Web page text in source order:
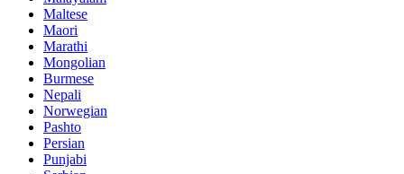
Maltese
Maori
Marathi
Mongolian
Burmese
Nepali
Norwegian
Pashto
Persian
Punjabi